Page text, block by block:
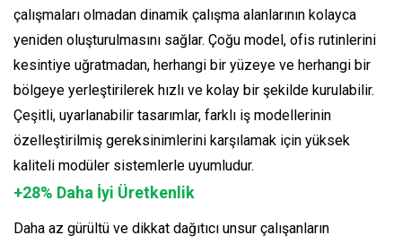
çalışmaları olmadan dinamik çalışma alanlarının kolayca
yeniden oluşturulmasını sağlar. Çoğu model, ofis rutinlerini
kesintiye uğratmadan, herhangi bir yüzeye ve herhangi bir
bölgeye yerleştirilerek hızlı ve kolay bir şekilde kurulabilir.
Çeşitli, uyarlanabilir tasarımlar, farklı iş modellerinin
özelleştirilmiş gereksinimlerini karşılamak için yüksek
kaliteli modüler sistemlerle uyumludur.
+28% Daha İyi Üretkenlik
Daha az gürültü ve dikkat dağıtıcı unsur çalışanların